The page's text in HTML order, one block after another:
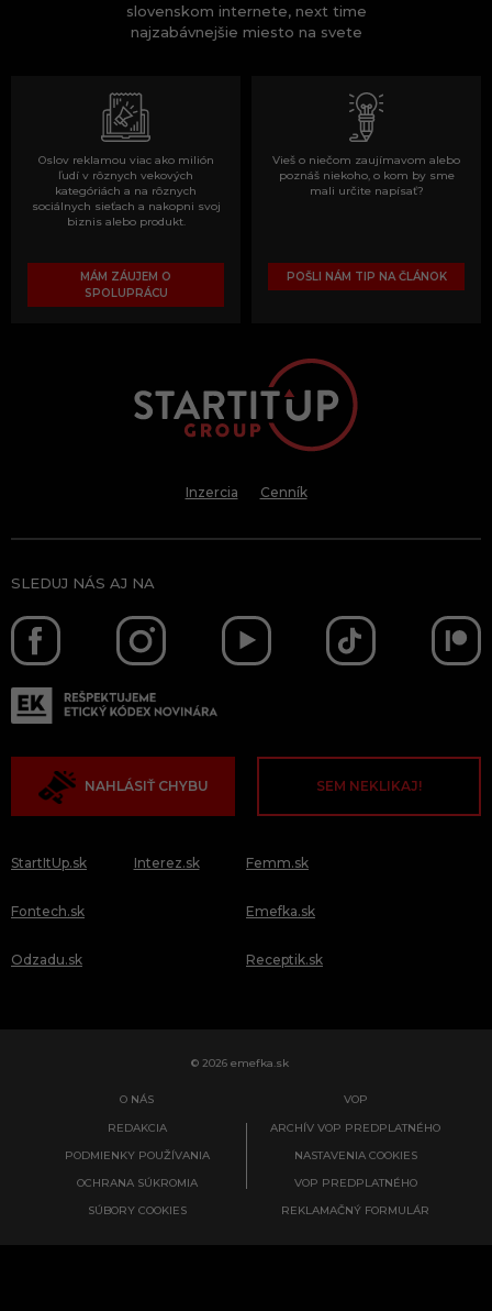
slovenskom internete, next time
najzabávnejšie miesto na svete
Oslov reklamou viac ako milión
ľudí v rôznych vekových
kategóriách a na rôznych
sociálnych sieťach a nakopni svoj
biznis alebo produkt.
MÁM ZÁUJEM O
SPOLUPRÁCU
Vieš o niečom zaujímavom alebo
poznáš niekoho, o kom by sme
mali určite napísať?
POŠLI NÁM TIP NA ČLÁNOK
Inzercia Cenník
SLEDUJ NÁS AJ NA
NAHLÁSIŤ CHYBU SEM NEKLIKAJ!
StartItUp.sk
Fontech.sk
Odzadu.sk
Interez.sk Femm.sk
Emefka.sk
Receptik.sk
© 2026 emefka.sk
O NÁS
REDAKCIA
PODMIENKY POUŽÍVANIA
OCHRANA SÚKROMIA
SÚBORY COOKIES
VOP
ARCHÍV VOP PREDPLATNÉHO
NASTAVENIA COOKIES
VOP PREDPLATNÉHO
REKLAMAČNÝ FORMULÁR